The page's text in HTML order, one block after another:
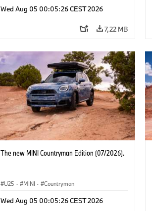
Wed Aug 05 00:05:26 CEST 2026
7,22 MB
The new MINI Countryman Edition (07/2026).
U25 · MINI · Countryman
Wed Aug 05 00:05:26 CEST 2026